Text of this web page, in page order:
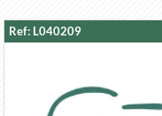
Ref: L040209